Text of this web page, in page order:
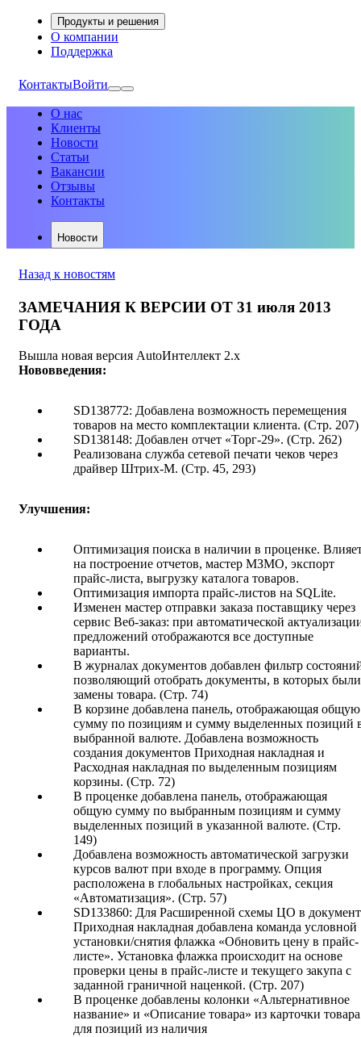
Продукты и решения
О компании
Поддержка
КонтактыВойти
О нас
Клиенты
Новости
Статьи
Вакансии
Отзывы
Контакты
Новости
Назад к новостям
ЗАМЕЧАНИЯ К ВЕРСИИ ОТ 31 июля 2013
ГОДА
Вышла новая версия AutoИнтеллект 2.х
Нововведения:
SD138772: Добавлена возможность перемещения
товаров на место комплектации клиента. (Стр. 207)
SD138148: Добавлен отчет «Торг-29». (Стр. 262)
Реализована служба сетевой печати чеков через
драйвер Штрих-М. (Стр. 45, 293)
Улучшения:
Оптимизация поиска в наличии в проценке.
на построение отчетов, мастер МЗМО, экспорт
прайс-листа, выгрузку каталога товаров.
Оптимизация импорта прайс-листов на SQLite.
Изменен мастер отправки заказа поставщику через
сервис Веб-заказ: при автоматической
предложений отображаются все доступные
варианты.
В журналах документов добавлен фильтр
позволяющий отобрать документы, в которых были
замены товара. (Стр. 74)
В корзине добавлена панель, отображающая общую
сумму по позициям и сумму выделенных позиций
выбранной валюте. Добавлена возможность
создания документов Приходная накладная и
Расходная накладная по выделенным позициям
корзины. (Стр. 72)
В проценке добавлена панель, отображающая
общую сумму по выбранным позициям и сумму
выделенных позиций в указанной валюте. (Стр.
149)
Добавлена возможность автоматической загрузки
курсов валют при входе в программу. Опция
расположена в глобальных настройках, секция
«Автоматизация». (Стр. 57)
SD133860: Для Расширенной схемы ЦО в
Приходная накладная добавлена команда условной
установки/снятия флажка «Обновить цену в прайс-
листе». Установка флажка происходит на основе
проверки цены в прайс-листе и текущего закупа с
заданной граничной наценкой. (Стр. 207)
В проценке добавлены колонки «Альтернативное
название» и «Описание товара» из карточки товара
для позиций из наличия